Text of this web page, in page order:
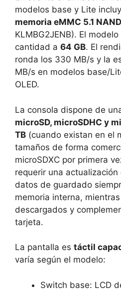
modelos base y Lite
memoria eMMC 5.1 NAND
KLMBG2JENB). El
cantidad a 64 GB. El
ronda los 330 MB/s y la
MB/s en modelos base/
OLED.
La consola dispone de
microSD, microSDHC y
TB (cuando existan en el
tamaños de forma
microSDXC por primera
requerir una
datos de guardado
memoria interna,
descargados y
tarjeta.
La pantalla es táctil
varía según el modelo:
Switch base: LCD